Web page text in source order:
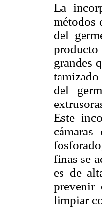
La
métodos
del
grandes
del
Este
finas se
es de
prevenir
limpiar